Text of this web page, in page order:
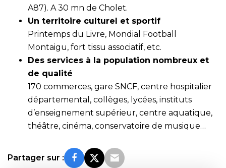
A87). A 30 mn de Cholet.
Un territoire culturel et sportif
Printemps du Livre, Mondial Football
Montaigu, fort tissu associatif, etc.
Des services à la population nombreux et
de qualité
170 commerces, gare SNCF, centre hospitalier
départemental, collèges, lycées, instituts
d’enseignement supérieur, centre aquatique,
théâtre, cinéma, conservatoire de musique…
Partager sur :